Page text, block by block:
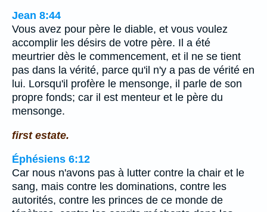
Jean 8:44
Vous avez pour père le diable, et vous voulez
accomplir les désirs de votre père. Il a été
meurtrier dès le commencement, et il ne se tient
pas dans la vérité, parce qu'il n'y a pas de vérité en
lui. Lorsqu'il profère le mensonge, il parle de son
propre fonds; car il est menteur et le père du
mensonge.
first estate.
Éphésiens 6:12
Car nous n'avons pas à lutter contre la chair et le
sang, mais contre les dominations, contre les
autorités, contre les princes de ce monde de